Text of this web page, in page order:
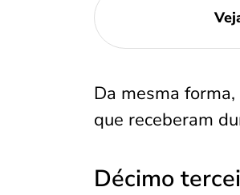
Da mesma
que receberam
Décimo